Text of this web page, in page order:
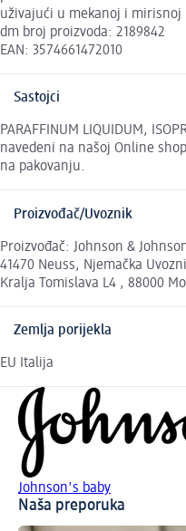
uživajući u mekanoj i mirisnoj
dm broj proizvoda: 2189842
EAN: 3574661472010
Sastojci
PARAFFINUM LIQUIDUM,
navedeni na našoj Online
na pakovanju.
Proizvođač/Uvoznik
Proizvođač: Johnson &
41470 Neuss, Njemačka
Kralja Tomislava L4 , 88000
Zemlja porijekla
EU Italija
Johnson's baby
Naša preporuka